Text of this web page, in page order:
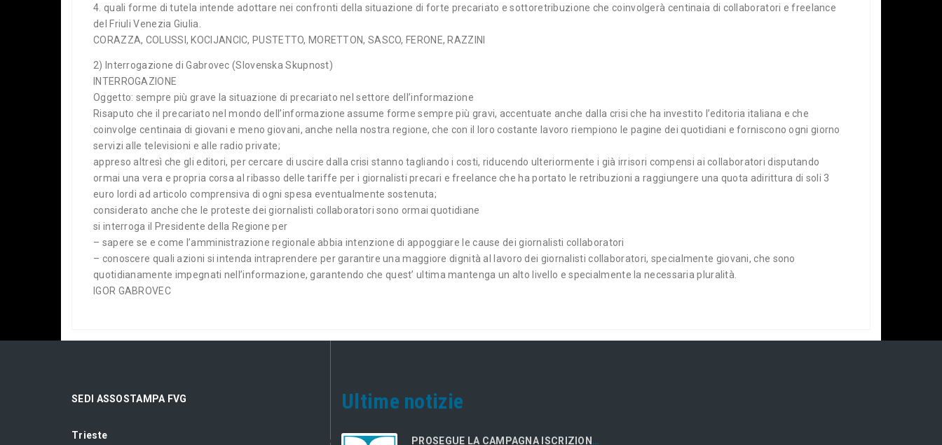
4. quali forme di tutela intende adottare nei confronti della situazione di forte precariato e sottoretribuzione che coinvolgerà centinaia di collaboratori e freelance
del Friuli Venezia Giulia.
CORAZZA, COLUSSI, KOCIJANCIC, PUSTETTO, MORETTON, SASCO, FERONE, RAZZINI
2) Interrogazione di Gabrovec (Slovenska Skupnost)
INTERROGAZIONE
Oggetto: sempre più grave la situazione di precariato nel settore dell’informazione
Risaputo che il precariato nel mondo dell’informazione assume forme sempre più gravi, accentuate anche dalla crisi che ha investito l’editoria italiana e che
coinvolge centinaia di giovani e meno giovani, anche nella nostra regione, che con il loro costante lavoro riempiono le pagine dei quotidiani e forniscono ogni giorno
servizi alle televisioni e alle radio private;
appreso altresì che gli editori, per cercare di uscire dalla crisi stanno tagliando i costi, riducendo ulteriormente i già irrisori compensi ai collaboratori disputando
ormai una vera e propria corsa al ribasso delle tariffe per i giornalisti precari e freelance che ha portato le retribuzioni a raggiungere una quota adirittura di soli 3
euro lordi ad articolo comprensiva di ogni spesa eventualmente sostenuta;
considerato anche che le proteste dei giornalisti collaboratori sono ormai quotidiane
si interroga il Presidente della Regione per
– sapere se e come l’amministrazione regionale abbia intenzione di appoggiare le cause dei giornalisti collaboratori
– conoscere quali azioni si intenda intraprendere per garantire una maggiore dignità al lavoro dei giornalisti collaboratori, specialmente giovani, che sono
quotidianamente impegnati nell’informazione, garantendo che quest’ ultima mantenga un alto livello e specialmente la necessaria pluralità.
IGOR GABROVEC
SEDI ASSOSTAMPA FVG
Trieste
Ultime notizie
PROSEGUE LA CAMPAGNA ISCRIZIONI 2026